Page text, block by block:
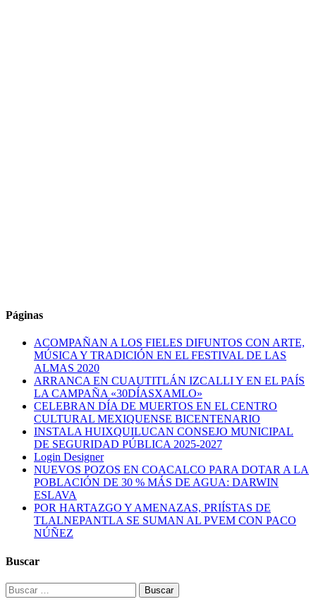
Páginas
ACOMPAÑAN A LOS FIELES DIFUNTOS CON ARTE,
MÚSICA Y TRADICIÓN EN EL FESTIVAL DE LAS
ALMAS 2020
ARRANCA EN CUAUTITLÁN IZCALLI Y EN EL PAÍS
LA CAMPAÑA «30DÍASXAMLO»
CELEBRAN DÍA DE MUERTOS EN EL CENTRO
CULTURAL MEXIQUENSE BICENTENARIO
INSTALA HUIXQUILUCAN CONSEJO MUNICIPAL
DE SEGURIDAD PÚBLICA 2025-2027
Login Designer
NUEVOS POZOS EN COACALCO PARA DOTAR A LA
POBLACIÓN DE 30 % MÁS DE AGUA: DARWIN
ESLAVA
POR HARTAZGO Y AMENAZAS, PRIÍSTAS DE
TLALNEPANTLA SE SUMAN AL PVEM CON PACO
NÚÑEZ
Buscar
Buscar: